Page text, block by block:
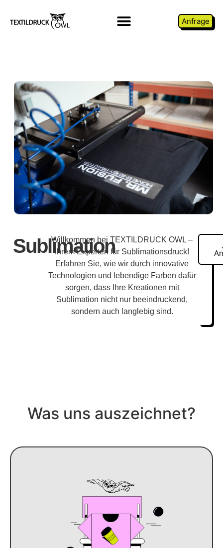
Anfrage
Sublimation
Willkommen bei TEXTILDRUCK OWL –
Ihrem Experten für Sublimationsdruck!
Erfahren Sie, wie wir durch innovative
Technologien und lebendige Farben dafür
sorgen, dass Ihre Kreationen mit
Sublimation nicht nur beeindruckend,
sondern auch langlebig sind.
Was uns auszeichnet?